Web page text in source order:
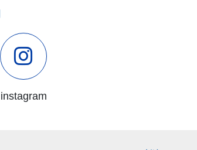
instagram